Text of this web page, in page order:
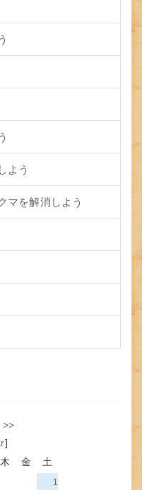
よう
マを解消しよう
>>
]
木 金 土
1